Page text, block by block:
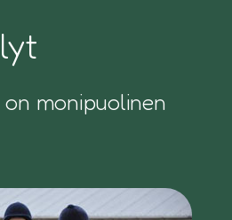
monipuolinen